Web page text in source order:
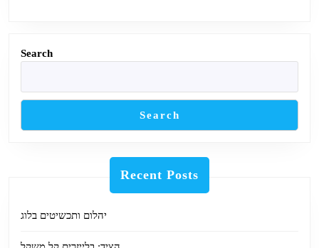
Search
Search
Recent Posts
יהלום ותכשיטים בלוג